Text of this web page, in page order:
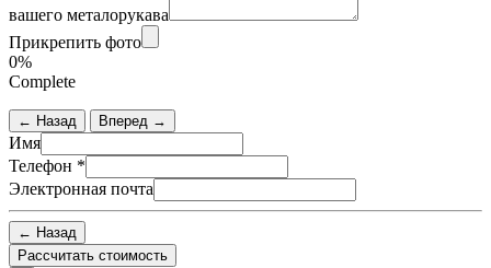
вашего металорукава
Прикрепить фото
0%
Complete
← Назад Вперед →
Имя
Телефон *
Электронная почта
← Назад